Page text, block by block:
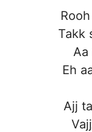
Takk
Aa
Eh
Ajj